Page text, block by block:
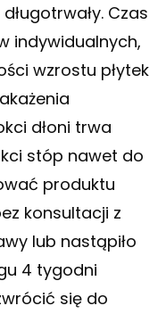
Czas
indywidualnych,
wzrostu płytek
dłoni trwa
stóp nawet do
produktu
konsultacji z
lub nastąpiło
4 tygodni
się do